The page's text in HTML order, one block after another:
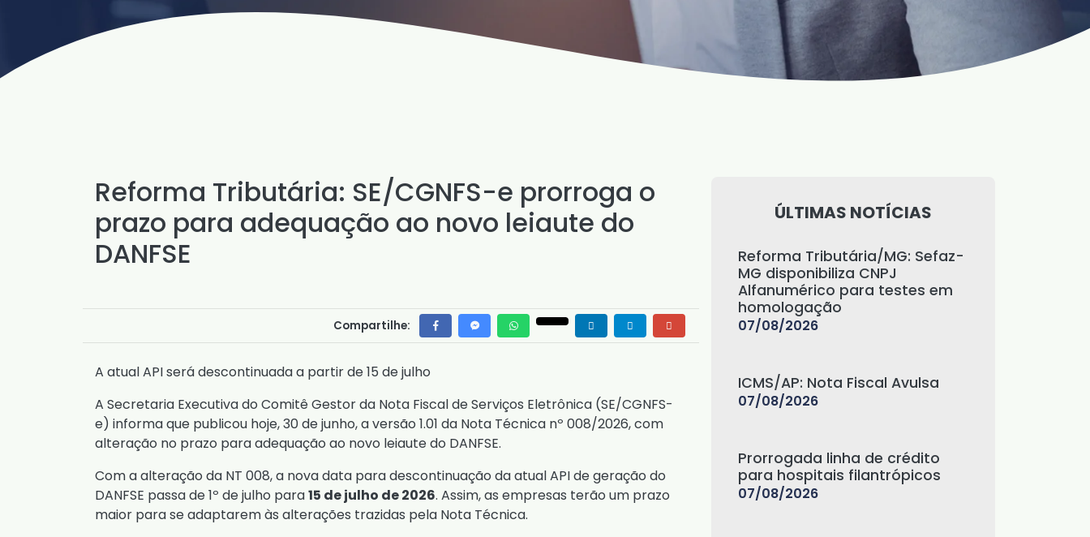
Reforma Tributária: SE/CGNFS-e prorroga o
prazo para adequação ao novo leiaute do
DANFSE
Compartilhe:
A atual API será descontinuada a partir de 15 de julho
A Secretaria Executiva do Comitê Gestor da Nota Fiscal de Serviços Eletrônica (SE/CGNFS-
e) informa que publicou hoje, 30 de junho, a versão 1.01 da Nota Técnica nº 008/2026, com
alteração no prazo para adequação ao novo leiaute do DANFSE.
Com a alteração da NT 008, a nova data para descontinuação da atual API de geração do
DANFSE passa de 1º de julho para15 de julho de 2026. Assim, as empresas terão um prazo
maior para se adaptarem às alterações trazidas pela Nota Técnica.
ÚLTIMAS NOTÍCIAS
Reforma Tributária/MG: Sefaz-
MG disponibiliza CNPJ
Alfanumérico para testes em
homologação
07/08/2026
ICMS/AP: Nota Fiscal Avulsa
07/08/2026
Prorrogada linha de crédito
para hospitais filantrópicos
07/08/2026